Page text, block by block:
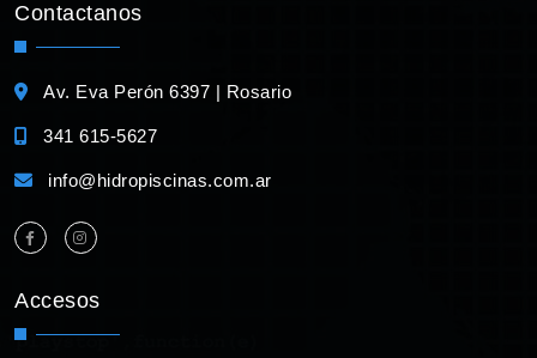
Contactanos
Av. Eva Perón 6397 | Rosario
341 615-5627
info@hidropiscinas.com.ar
Accesos